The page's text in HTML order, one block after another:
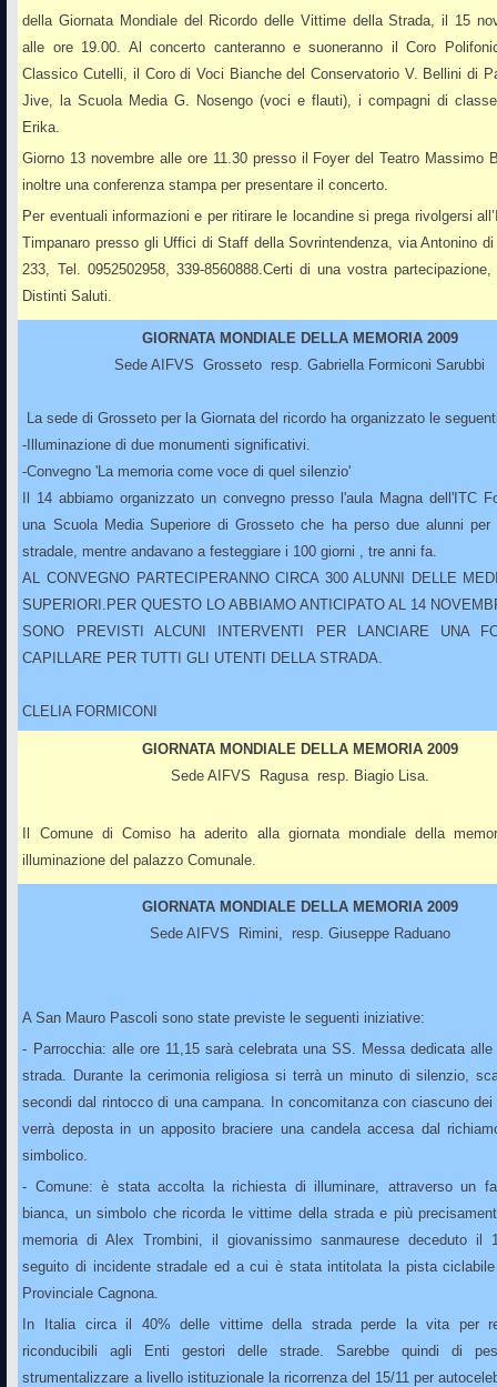
della Giornata Mondiale del Ricordo delle Vittime della Strada, il 15
alle ore 19.00. Al concerto canteranno e suoneranno il Coro
Classico Cutelli, il Coro di Voci Bianche del Conservatorio V. Bellini di
Jive, la Scuola Media G. Nosengo (voci e flauti), i compagni di
Erika.
Giorno 13 novembre alle ore 11.30 presso il Foyer del Teatro Massimo
inoltre una conferenza stampa per presentare il concerto.
Per eventuali informazioni e per ritirare le locandine si prega rivolgersi
Timpanaro presso gli Uffici di Staff della Sovrintendenza, via Antonino di
233, Tel. 0952502958, 339-8560888.Certi di una vostra
Distinti Saluti.
GIORNATA MONDIALE DELLA MEMORIA 2009
Sede AIFVS Grosseto resp.Gabriella Formiconi Sarubbi
La sede di Grosseto per la Giornata del ricordo ha organizzato le
-Illuminazione di due monumenti significativi.
-Convegno 'La memoria come voce di quel silenzio'
Il 14 abbiamo organizzato un convegno presso l'aula Magna dell'ITC
una Scuola Media Superiore di Grosseto che ha perso due alunni per
stradale, mentre andavano a festeggiare i 100 giorni , tre anni fa.
AL CONVEGNO PARTECIPERANNO CIRCA 300 ALUNNI DELLE
SUPERIORI.PER QUESTO LO ABBIAMO ANTICIPATO AL 14
SONO PREVISTI ALCUNI INTERVENTI PER LANCIARE UNA
CAPILLARE PER TUTTI GLI UTENTI DELLA STRADA.
CLELIA FORMICONI
GIORNATA MONDIALE DELLA MEMORIA 2009
Sede AIFVS Ragusa resp. Biagio Lisa.
Il Comune di Comiso ha aderito alla giornata mondiale della
illuminazione del palazzo Comunale.
GIORNATA MONDIALE DELLA MEMORIA 2009
Sede AIFVS Rimini, resp. Giuseppe Raduano
A San Mauro Pascoli sono state previste le seguenti iniziative:
- Parrocchia: alle ore 11,15 sarà celebrata una SS. Messa dedicata
strada. Durante la cerimonia religiosa si terrà un minuto di silenzio,
secondi dal rintocco di una campana. In concomitanza con ciascuno
verrà deposta in un apposito braciere una candela accesa dal
simbolico.
- Comune: è stata accolta la richiesta di illuminare, attraverso un
bianca, un simbolo che ricorda le vittime della strada e più
memoria di Alex Trombini, il giovanissimo sanmaurese deceduto il
seguito di incidente stradale ed a cui è stata intitolata la pista
Provinciale Cagnona.
In Italia circa il 40% delle vittime della strada perde la vita per
riconducibili agli Enti gestori delle strade. Sarebbe quindi di
strumentalizzare a livello istituzionale la ricorrenza del 15/11 per